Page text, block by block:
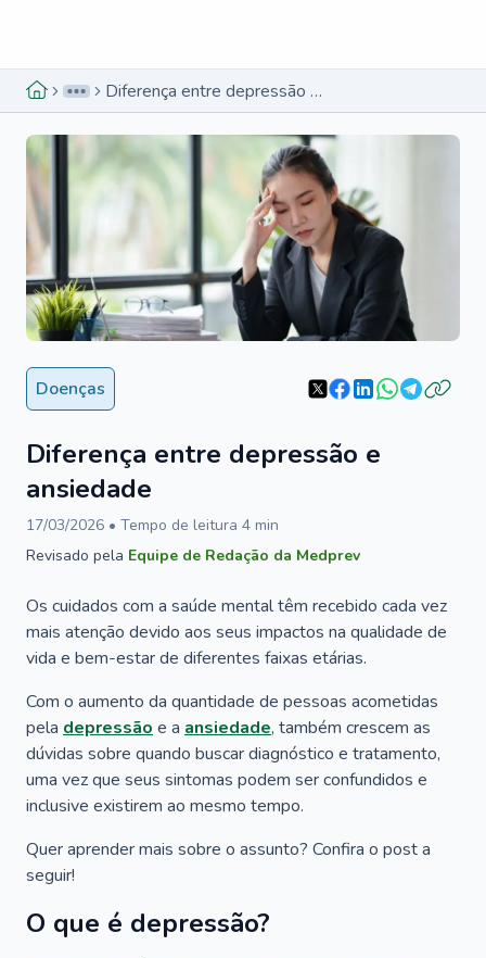
Diferença entre depressão e ansiedade
Doenças
Diferença entre depressão e
ansiedade
17/03/2026 • Tempo de leitura 4 min
Revisado pela Equipe de Redação da Medprev
Os cuidados com a saúde mental têm recebido cada vez
mais atenção devido aos seus impactos na qualidade de
vida e bem-estar de diferentes faixas etárias.
Com o aumento da quantidade de pessoas acometidas
pela depressãoe a ansiedade, também crescem as
dúvidas sobre quando buscar diagnóstico e tratamento,
uma vez que seus sintomas podem ser confundidos e
inclusive existirem ao mesmo tempo.
Quer aprender mais sobre o assunto? Confira o post a
seguir!
O que é depressão?